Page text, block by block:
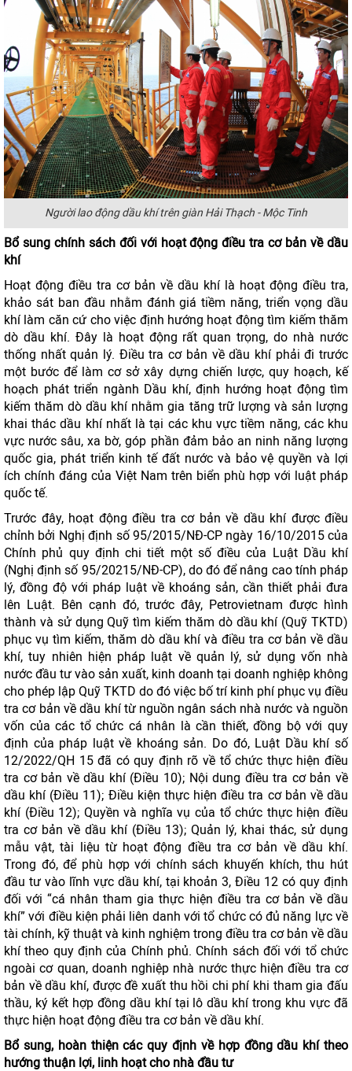
Người lao động dầu khí trên giàn Hải Thạch - Mộc Tinh
Bổ sung chính sách đối với hoạt động điều tra cơ bản về dầu
khí
Hoạt động điều tra cơ bản về dầu khí là hoạt động điều tra,
khảo sát ban đầu nhằm đánh giá tiềm năng, triển vọng dầu
khí làm căn cứ cho việc định hướng hoạt động tìm kiếm thăm
dò dầu khí. Đây là hoạt động rất quan trọng, do nhà nước
thống nhất quản lý. Điều tra cơ bản về dầu khí phải đi trước
một bước để làm cơ sở xây dựng chiến lược, quy hoạch, kế
hoạch phát triển ngành Dầu khí, định hướng hoạt động tìm
kiếm thăm dò dầu khí nhằm gia tăng trữ lượng và sản lượng
khai thác dầu khí nhất là tại các khu vực tiềm năng, các khu
vực nước sâu, xa bờ, góp phần đảm bảo an ninh năng lượng
quốc gia, phát triển kinh tế đất nước và bảo vệ quyền và lợi
ích chính đáng của Việt Nam trên biển phù hợp với luật pháp
quốc tế.
Trước đây, hoạt động điều tra cơ bản về dầu khí được điều
chỉnh bởi Nghị định số 95/2015/NĐ-CP ngày 16/10/2015 của
Chính phủ quy định chi tiết một số điều của Luật Dầu khí
(Nghị định số 95/20215/NĐ-CP), do đó để nâng cao tính pháp
lý, đồng độ với pháp luật về khoáng sản, cần thiết phải đưa
lên Luật. Bên cạnh đó, trước đây, Petrovietnam được hình
thành và sử dụng Quỹ tìm kiếm thăm dò dầu khí (Quỹ TKTD)
phục vụ tìm kiếm, thăm dò dầu khí và điều tra cơ bản về dầu
khí, tuy nhiên hiện pháp luật về quản lý, sử dụng vốn nhà
nước đầu tư vào sản xuất, kinh doanh tại doanh nghiệp không
cho phép lập Quỹ TKTD do đó việc bố trí kinh phí phục vụ điều
tra cơ bản về dầu khí từ nguồn ngân sách nhà nước và nguồn
vốn của các tổ chức cá nhân là cần thiết, đồng bộ với quy
định của pháp luật về khoáng sản. Do đó, Luật Dầu khí số
12/2022/QH 15 đã có quy định rõ về tổ chức thực hiện điều
tra cơ bản về dầu khí (Điều 10); Nội dung điều tra cơ bản về
dầu khí (Điều 11); Điều kiện thực hiện điều tra cơ bản về dầu
khí (Điều 12); Quyền và nghĩa vụ của tổ chức thực hiện điều
tra cơ bản về dầu khí (Điều 13); Quản lý, khai thác, sử dụng
mẫu vật, tài liệu từ hoạt động điều tra cơ bản về dầu khí.
Trong đó, để phù hợp với chính sách khuyến khích, thu hút
đầu tư vào lĩnh vực dầu khí, tại khoản 3, Điều 12 có quy định
đối với “cá nhân tham gia thực hiện điều tra cơ bản về dầu
khí” với điều kiện phải liên danh với tổ chức có đủ năng lực về
tài chính, kỹ thuật và kinh nghiệm trong điều tra cơ bản về dầu
khí theo quy định của Chính phủ. Chính sách đối với tổ chức
ngoài cơ quan, doanh nghiệp nhà nước thực hiện điều tra cơ
bản về dầu khí, được đề xuất thu hồi chi phí khi tham gia đấu
thầu, ký kết hợp đồng dầu khí tại lô dầu khí trong khu vực đã
thực hiện hoạt động điều tra cơ bản về dầu khí.
Bổ sung, hoàn thiện các quy định về hợp đồng dầu khí theo
hướng thuận lợi, linh hoạt cho nhà đầu tư